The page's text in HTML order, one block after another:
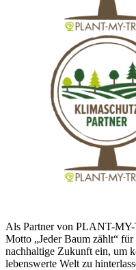
Als Partner von PLANT-
Motto „Jeder Baum zählt“
nachhaltige Zukunft ein, um
lebenswerte Welt zu